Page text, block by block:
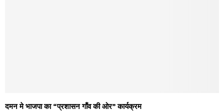
दमन मे भाजपा का “प्रशासन गाँव की ओर” कार्यक्रम